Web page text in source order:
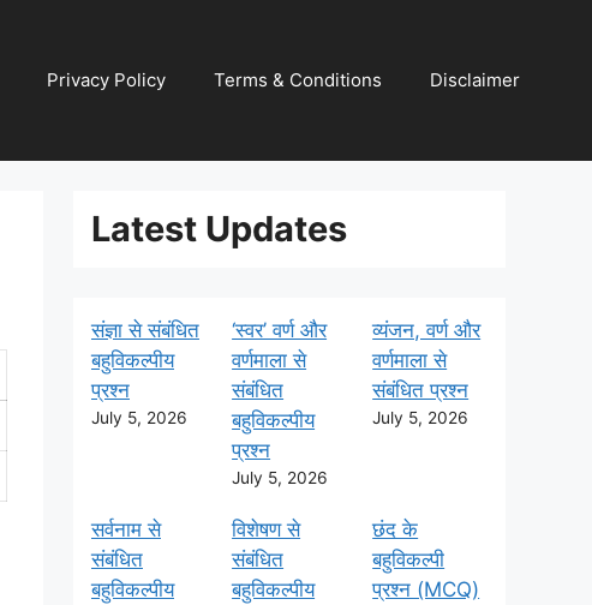
Privacy Policy Terms & Conditions Disclaimer
Latest Updates
संज्ञा से संबंधित
बहुविकल्पीय
प्रश्न
July 5, 2026
‘स्वर’ वर्ण और
वर्णमाला से
संबंधित
बहुविकल्पीय
प्रश्न
July 5, 2026
व्यंजन, वर्ण और
वर्णमाला से
संबंधित प्रश्न
July 5, 2026
सर्वनाम से
संबंधित
बहुविकल्पीय
विशेषण से
संबंधित
बहुविकल्पीय
छंद के
बहुविकल्पी
प्रश्न (MCQ)